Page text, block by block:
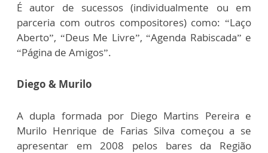
É autor de sucessos (individualmente ou em
parceria com outros compositores) como: “Laço
Aberto”, “Deus Me Livre”, “Agenda Rabiscada” e
“Página de Amigos”.
Diego & Murilo
A dupla formada por Diego Martins Pereira e
Murilo Henrique de Farias Silva começou a se
apresentar em 2008 pelos bares da Região